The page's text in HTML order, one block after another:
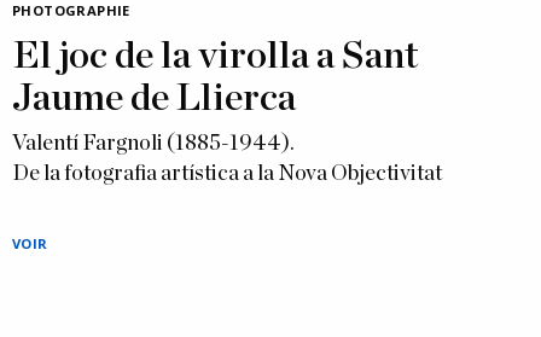
PHOTOGRAPHIE
El joc de la virolla a Sant
Jaume de Llierca
Valentí Fargnoli (1885-1944).
De la fotografia artística a la Nova Objectivitat
VOIR